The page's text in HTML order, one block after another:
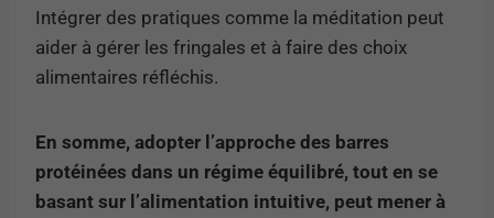
Intégrer des pratiques comme la méditation peut
aider à gérer les fringales et à faire des choix
alimentaires réfléchis.
En somme, adopter l’approche des barres
protéinées dans un régime équilibré, tout en se
basant sur l’alimentation intuitive, peut mener à